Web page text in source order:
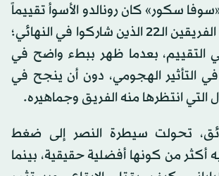
سكور» كان رونالدو الأسوأ تقييماً
بين جميع لاعبي الفريقين الـ22 الذين شاركوا في النهائي؛
نال 6.0 في التقييم، بعدما ظهر ببطء واضح في
التأثير الهجومي، دون أن ينجح في
التي انتظرها منه الفريق وجماهيره.
تحولت سيطرة النصر إلى ضغط
أكثر من كونها أفضلية حقيقية، بينما